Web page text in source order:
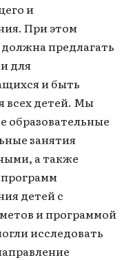
и
При этом
предлагать
для
и быть
всех детей. Мы
образовательные
занятия
а также
детей с
и программой
исследовать